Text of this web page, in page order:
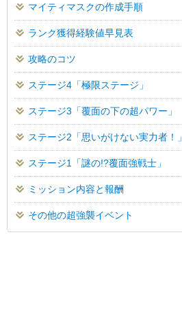
マイティマスクの作成手順
ランク獲得経験値早見表
攻略のコツ
ステージ4「極限ステージ」
ステージ3「覆面の下の超パワー」
ステージ2「思いがけない実力者！」
ステージ1「謎の!?覆面強戦士」
ミッション内容と報酬
その他の超強襲イベント